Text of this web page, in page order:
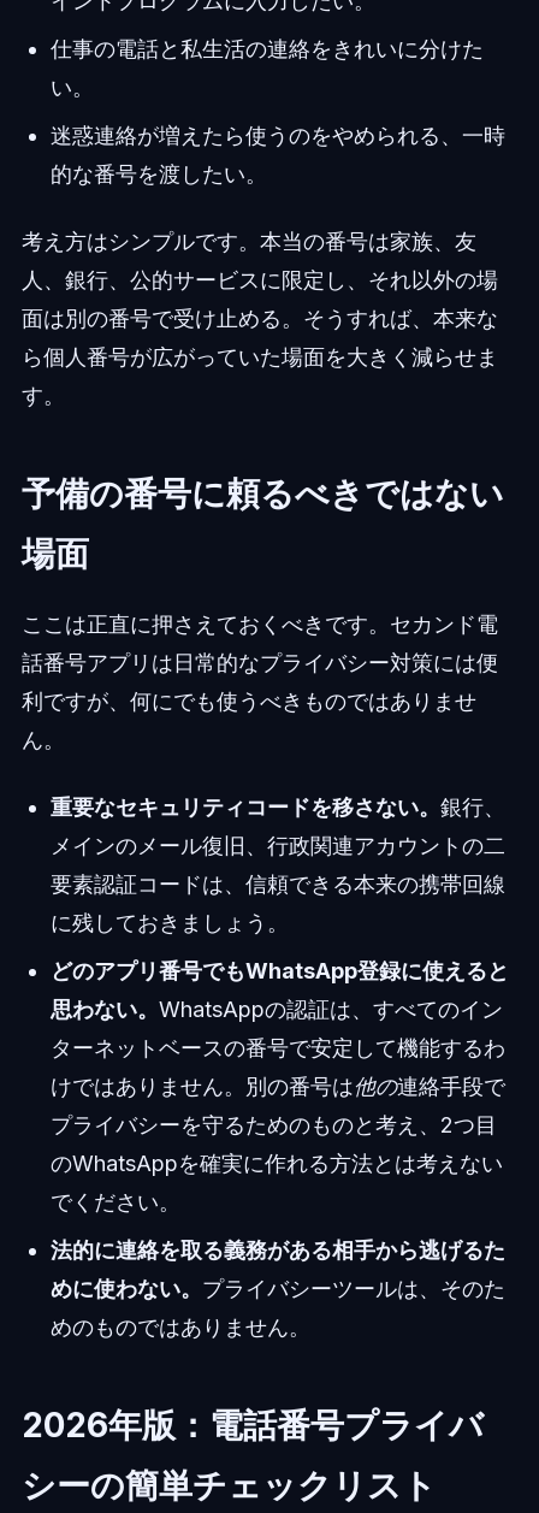
仕事の電話と私生活の連絡をきれいに分けた
い。
迷惑連絡が増えたら使うのをやめられる、一時
的な番号を渡したい。
考え方はシンプルです。本当の番号は家族、友
人、銀行、公的サービスに限定し、それ以外の場
面は別の番号で受け止める。そうすれば、本来な
ら個人番号が広がっていた場面を大きく減らせま
す。
予備の番号に頼るべきではない
場面
ここは正直に押さえておくべきです。セカンド電
話番号アプリは日常的なプライバシー対策には便
利ですが、何にでも使うべきものではありませ
ん。
重要なセキュリティコードを移さない。 銀行、
メインのメール復旧、行政関連アカウントの二
要素認証コードは、信頼できる本来の携帯回線
に残しておきましょう。
どのアプリ番号でもWhatsApp登録に使えると
思わない。 WhatsAppの認証は、すべてのイン
ターネットベースの番号で安定して機能するわ
けではありません。別の番号は他の連絡手段で
プライバシーを守るためのものと考え、2つ目
のWhatsAppを確実に作れる方法とは考えない
でください。
法的に連絡を取る義務がある相手から逃げるた
めに使わない。 プライバシーツールは、そのた
めのものではありません。
2026年版：電話番号プライバ
シーの簡単チェックリスト